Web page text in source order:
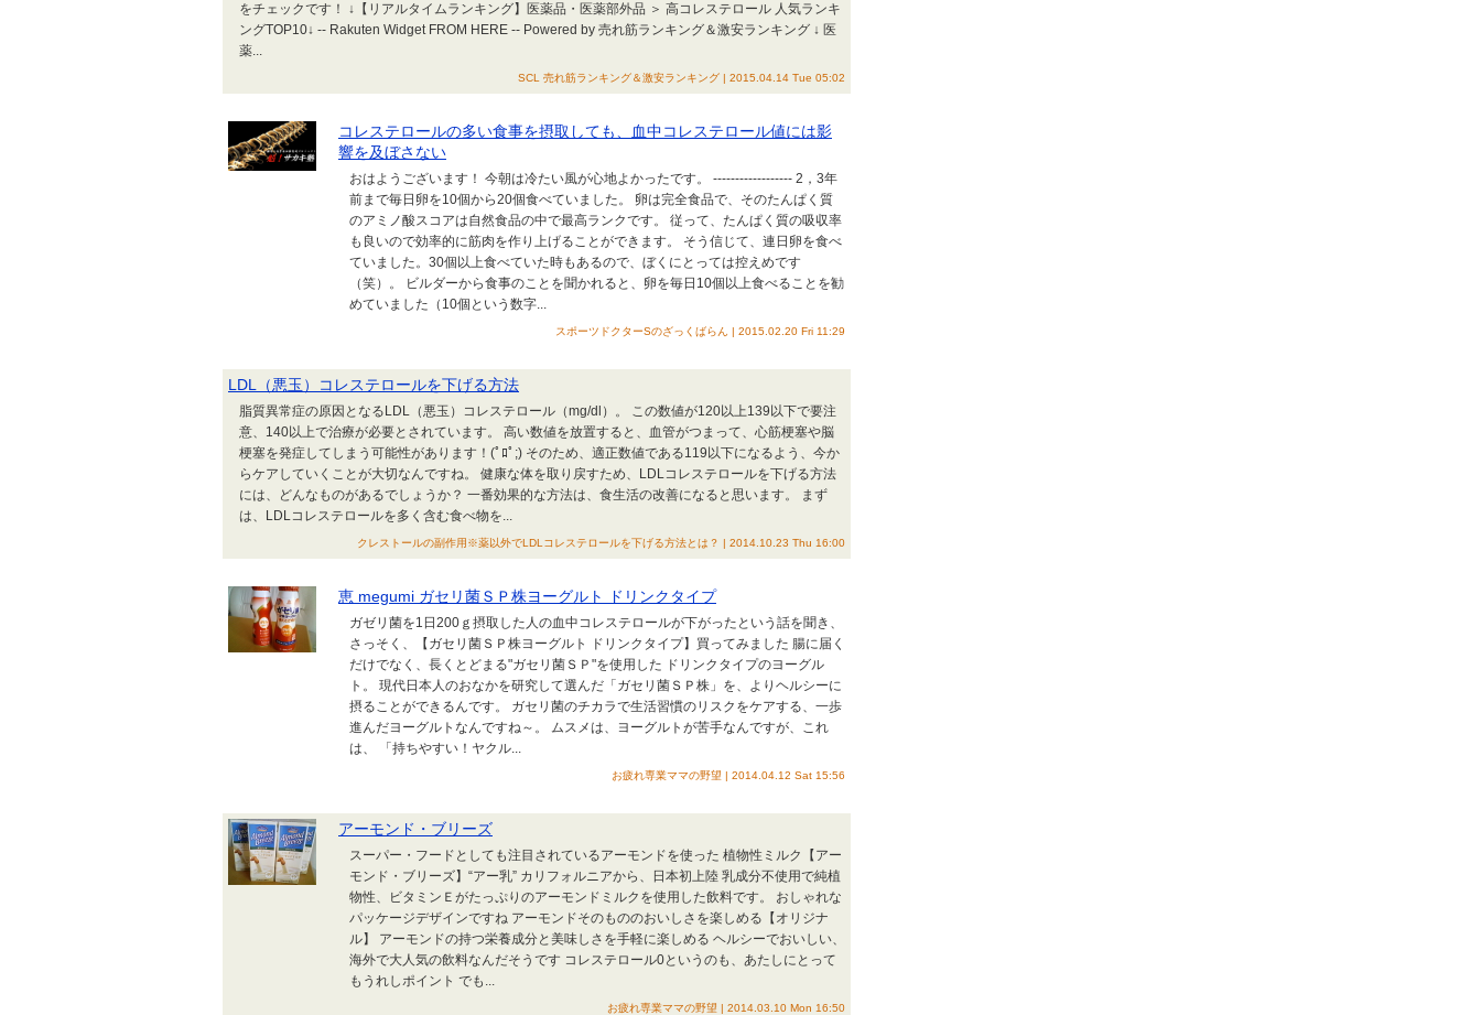
をチェックです！ ↓【リアルタイムランキング】医薬品・医薬部外品 ＞ 高コレステロール 人気ランキ
ングTOP10↓ -- Rakuten Widget FROM HERE -- Powered by 売れ筋ランキング＆激安ランキング ↓ 医
薬...
SCL 売れ筋ランキング＆激安ランキング | 2015.04.14 Tue 05:02
コレステロールの多い食事を摂取しても、血中コレステロール値には影
響を及ぼさない
おはようございます！ 今朝は冷たい風が心地よかったです。 ------------------ 2，3年
前まで毎日卵を10個から20個食べていました。 卵は完全食品で、そのたんぱく質
のアミノ酸スコアは自然食品の中で最高ランクです。 従って、たんぱく質の吸収率
も良いので効率的に筋肉を作り上げることができます。 そう信じて、連日卵を食べ
ていました。30個以上食べていた時もあるので、ぼくにとっては控えめです
（笑）。 ビルダーから食事のことを聞かれると、卵を毎日10個以上食べることを勧
めていました（10個という数字...
スポーツドクターSのざっくばらん | 2015.02.20 Fri 11:29
LDL（悪玉）コレステロールを下げる方法
脂質異常症の原因となるLDL（悪玉）コレステロール（mg/dl）。 この数値が120以上139以下で要注
意、140以上で治療が必要とされています。 高い数値を放置すると、血管がつまって、心筋梗塞や脳
梗塞を発症してしまう可能性があります！(ﾟﾛﾟ;) そのため、適正数値である119以下になるよう、今か
らケアしていくことが大切なんですね。 健康な体を取り戻すため、LDLコレステロールを下げる方法
には、どんなものがあるでしょうか？ 一番効果的な方法は、食生活の改善になると思います。 まず
は、LDLコレステロールを多く含む食べ物を...
クレストールの副作用※薬以外でLDLコレステロールを下げる方法とは？ | 2014.10.23 Thu 16:00
恵 megumi ガセリ菌ＳＰ株ヨーグルト ドリンクタイプ
ガゼリ菌を1日200ｇ摂取した人の血中コレステロールが下がったという話を聞き、
さっそく、【ガセリ菌ＳＰ株ヨーグルト ドリンクタイプ】買ってみました 腸に届く
だけでなく、長くとどまる"ガセリ菌ＳＰ"を使用した ドリンクタイプのヨーグル
ト。 現代日本人のおなかを研究して選んだ「ガセリ菌ＳＰ株」を、よりヘルシーに
摂ることができるんです。 ガセリ菌のチカラで生活習慣のリスクをケアする、一歩
進んだヨーグルトなんですね～。 ムスメは、ヨーグルトが苦手なんですが、これ
は、 「持ちやすい！ヤクル...
お疲れ専業ママの野望 | 2014.04.12 Sat 15:56
アーモンド・ブリーズ
スーパー・フードとしても注目されているアーモンドを使った 植物性ミルク【アー
モンド・ブリーズ】“アー乳” カリフォルニアから、日本初上陸 乳成分不使用で純植
物性、ビタミンＥがたっぷりのアーモンドミルクを使用した飲料です。 おしゃれな
パッケージデザインですね アーモンドそのもののおいしさを楽しめる【オリジナ
ル】 アーモンドの持つ栄養成分と美味しさを手軽に楽しめる ヘルシーでおいしい、
海外で大人気の飲料なんだそうです コレステロール0というのも、あたしにとって
もうれしポイント でも...
お疲れ専業ママの野望 | 2014.03.10 Mon 16:50